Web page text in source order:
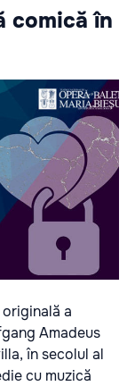
comică în
a
Amadeus
în secolul al
cu muzică